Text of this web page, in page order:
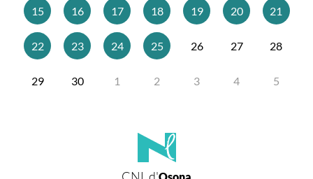
15 16 17 18 19 20 21
22 23 24 25 26 27 28
29 30 1 2 3 4 5
CNL d'Osona